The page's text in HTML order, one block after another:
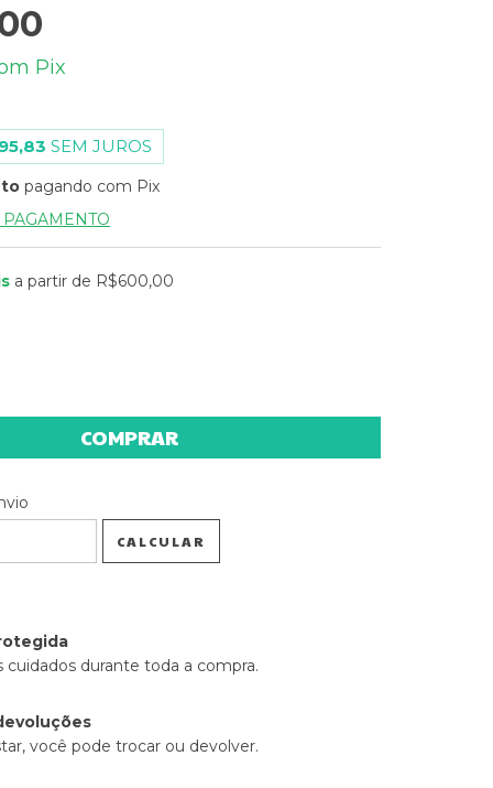
Pix
SEM JUROS
pagando com Pix
a partir de R$600,00
CALCULAR
cuidados durante toda a compra.
você pode trocar ou devolver.